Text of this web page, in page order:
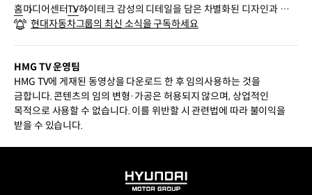
홈미디어센터TV하이테크 감성의 디테일을 담은 차별화된 디자인과 실내
공간, 더 뉴 스타리아 라운지 하이브리드
현대자동차그룹의 최신 소식을 구독하세요
HMG TV 운영팀
HMG TV에 게재된 동영상을 다운로드 한 후 임의사용하는 것을
금합니다. 콘텐츠의 임의 변형·가공은 허용되지 않으며, 상업적인
목적으로 사용할 수 없습니다. 이를 위반할 시 관련법에 따라 불이익을
받을 수 있습니다.
HYUNDAI